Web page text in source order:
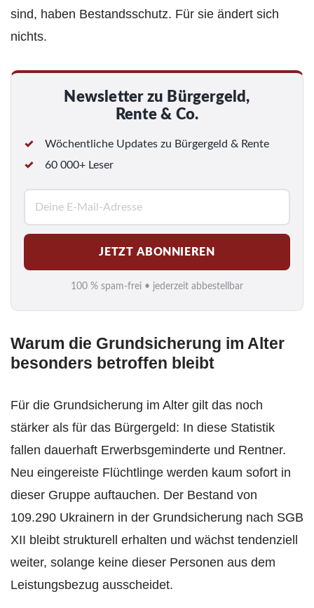
sind, haben Bestandsschutz. Für sie ändert sich
nichts.
Newsletter zu Bürgergeld,
Rente & Co.
Wöchentliche Updates zu Bürgergeld & Rente
60 000+ Leser
M
a
i
l
*
JETZT ABONNIEREN
100 % spam-frei • jederzeit abbestellbar
Warum die Grundsicherung im Alter
besonders betroffen bleibt
Für die Grundsicherung im Alter gilt das noch
stärker als für das Bürgergeld: In diese Statistik
fallen dauerhaft Erwerbsgeminderte und Rentner.
Neu eingereiste Flüchtlinge werden kaum sofort in
dieser Gruppe auftauchen. Der Bestand von
109.290 Ukrainern in der Grundsicherung nach SGB
XII bleibt strukturell erhalten und wächst tendenziell
weiter, solange keine dieser Personen aus dem
Leistungsbezug ausscheidet.